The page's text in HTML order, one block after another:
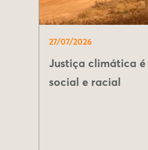
27/07/2026
Justiça climática
social e racial